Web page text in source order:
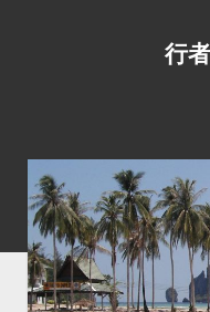
行
环